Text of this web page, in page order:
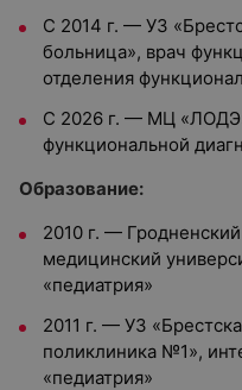
С 2014 г. — УЗ
больница», врач
отделения
С 2026 г. — МЦ
функциональной
Образование:
2010 г. —
медицинский
«педиатрия»
2011 г. — УЗ
поликлиника №1»,
«педиатрия»